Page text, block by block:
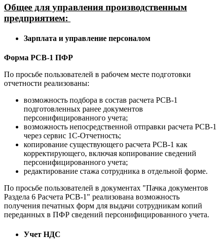
Общее для управления производственным
предприятием:
Зарплата и управление персоналом
Форма РСВ-1 ПФР
По просьбе пользователей в рабочем месте подготовки
отчетности реализованы:
возможность подбора в состав расчета РСВ-1
подготовленных ранее документов
персонифицированного учета;
возможность непосредственной отправки расчета РСВ-1
через сервис 1С-Отчетность;
копирование существующего расчета РСВ-1 как
корректирующего, включая копирование сведений
персонифицированного учета;
редактирование стажа сотрудника в отдельной форме.
По просьбе пользователей в документах "Пачка документов
Раздела 6 Расчета РСВ-1" реализована возможность
получения печатных форм для выдачи сотрудникам копий
переданных в ПФР сведений персонифицированного учета.
Учет НДС